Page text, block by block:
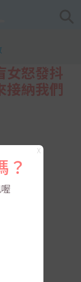
女怒發抖
接納我們
X
？